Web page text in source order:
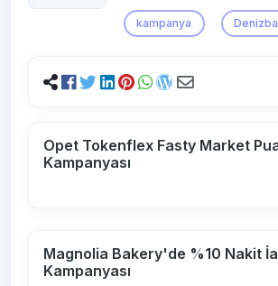
kampanya
Opet Tokenflex Fasty Market
Kampanyası
Magnolia Bakery'de %10 Nakit
Kampanyası